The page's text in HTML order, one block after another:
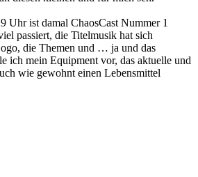
Uhr ist damal ChaosCast Nummer 1
passiert, die Titelmusik hat sich
die Themen und … ja und das
ich mein Equipment vor, das aktuelle und
wie gewohnt einen Lebensmittel